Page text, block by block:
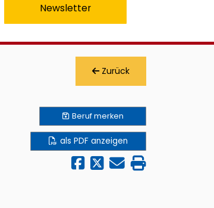
Newsletter
Zurück
Berufmerken
als PDF anzeigen